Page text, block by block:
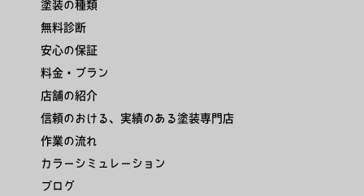
塗装の種類
無料診断
安心の保証
料金・プラン
店舗の紹介
信頼のおける、実績のある塗装専門店
作業の流れ
カラーシミュレーション
ブログ